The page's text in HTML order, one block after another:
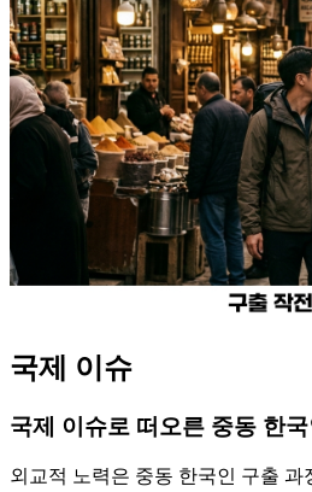
국제 이슈
국제 이슈로 떠오른 중동 한
외교적 노력은 중동 한국인 구출 과